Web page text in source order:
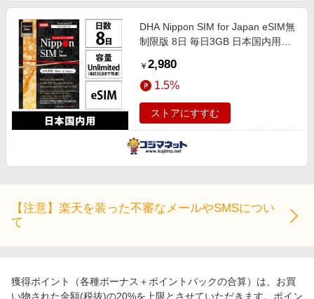
DHA Nippon SIM for Japan eSIM無
制限版 8日 毎日3GB 日本国内用ド
［SMS非対応］ DHA-SIM-419
￥ 2,980
1.5%
ストアにすすむ
【注意】楽天を装った不審なメールやSMSについ
て
獲得ポイント（各種ボーナス＋ポイントバックの合算）は、お買
い物された金額(税抜)の20%を上限とさせていただきます。ポイン